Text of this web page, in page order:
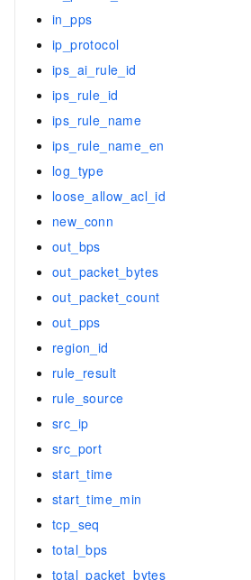
in_pps
ip_protocol
ips_ai_rule_id
ips_rule_id
ips_rule_name
ips_rule_name_en
log_type
loose_allow_acl_id
new_conn
out_bps
out_packet_bytes
out_packet_count
out_pps
region_id
rule_result
rule_source
src_ip
src_port
start_time
start_time_min
tcp_seq
total_bps
total_packet_bytes